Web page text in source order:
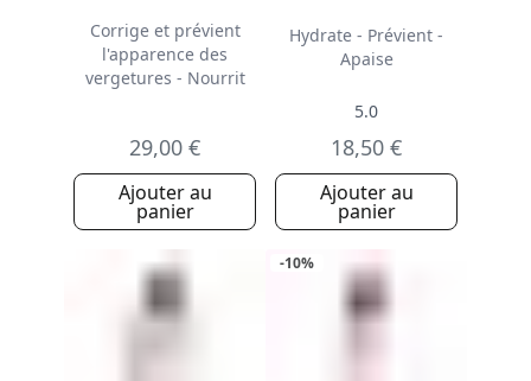
Corrige et prévient
l'apparence des
vergetures - Nourrit
29,00 €
Ajouter au
panier
Hydrate - Prévient -
Apaise
5.0
18,50 €
Ajouter au
panier
-10%